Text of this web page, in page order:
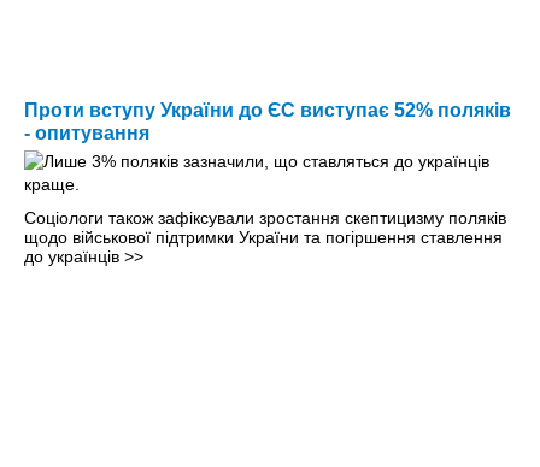
Проти вступу України до ЄС виступає 52% поляків
- опитування
Соціологи також зафіксували зростання скептицизму поляків
щодо військової підтримки України та погіршення ставлення
до українців >>